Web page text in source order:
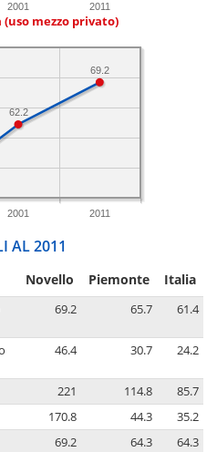
2001 2011
mezzo privato)
2001 2011
69.2
62.2
AL 2011
Novello Piemonte Italia
69.2 65.7 61.4
46.4 30.7 24.2
221 114.8
85.7
170.8 44.3
35.2
69.2 64.3 64.3